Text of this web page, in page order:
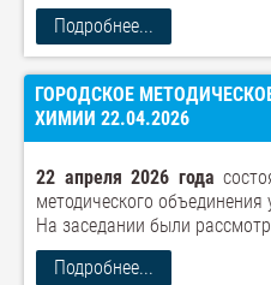
Подробнее...
ГОРОДСКОЕ
ХИМИИ 22.04.2026
22 апреля 2026 года
методического объединения
На заседании были
Подробнее...